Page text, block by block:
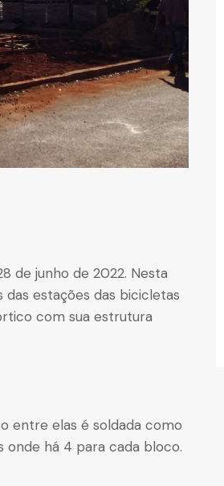
de junho de 2022. Nesta
estações das bicicletas
com sua estrutura
entre elas é soldada como
onde há 4 para cada bloco.